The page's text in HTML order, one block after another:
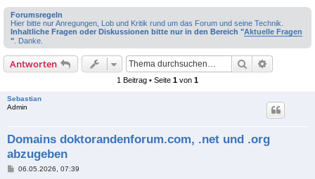
Forumsregeln
Hier bitte nur Anregungen, Lob und Kritik rund um das Forum und seine Technik.
Inhaltliche Fragen oder Diskussionen bitte nur in den Bereich "Aktuelle Fragen
" . Danke.
Antworten Suche
1 Beitrag • Seite 1 von 1
Sebastian
Admin
Domains doktorandenforum.com, .net und .org
abzugeben
B06.05.2026, 07:39